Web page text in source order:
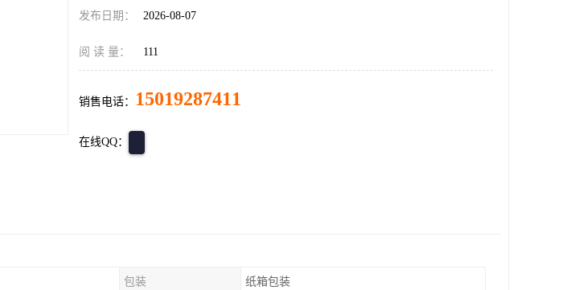
发布日期： 2026-08-07
阅 读 量： 111
销售电话： 15019287411
在线QQ：
包装 纸箱包装